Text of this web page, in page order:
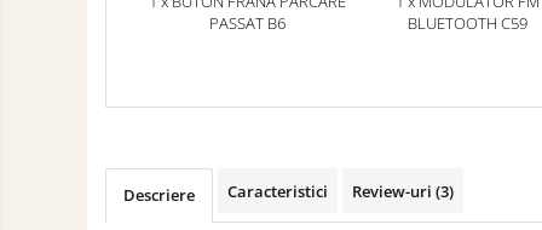
PASSAT B6
BLUETOOTH C59
Descriere Caracteristici Review-uri (3)